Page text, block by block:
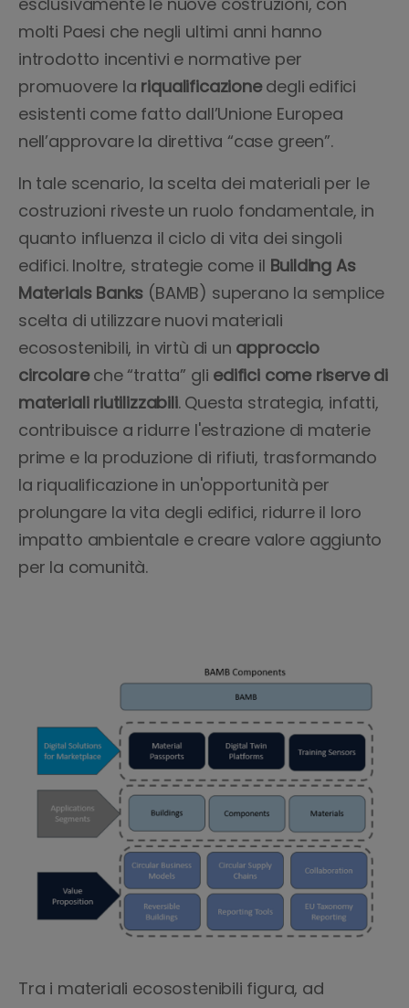
molti Paesi che negli ultimi anni hanno
introdotto incentivi e normative per
promuovere la riqualificazionedegli edifici
esistenti come fatto dall’Unione Europea
nell’approvare la direttiva “case green”.
In tale scenario, la scelta dei materiali per le
costruzioni riveste un ruolo fondamentale, in
quanto influenza il ciclo di vita dei singoli
edifici. Inoltre, strategie come il Building As
Materials Banks (BAMB) superano la semplice
scelta di utilizzare nuovi materiali
ecosostenibili, in virtù di un approccio
circolareche “tratta” gli edifici come riserve di
materiali riutilizzabili. Questa strategia, infatti,
contribuisce a ridurre l'estrazione di materie
prime e la produzione di rifiuti, trasformando
la riqualificazione in un'opportunità per
prolungare la vita degli edifici, ridurre il loro
impatto ambientale e creare valore aggiunto
per la comunità.
Tra i materiali ecosostenibili figura, ad